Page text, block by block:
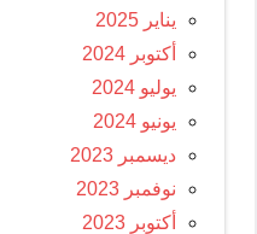
يناير 2025
أكتوبر 2024
يوليو 2024
يونيو 2024
ديسمبر 2023
نوفمبر 2023
أكتوبر 2023